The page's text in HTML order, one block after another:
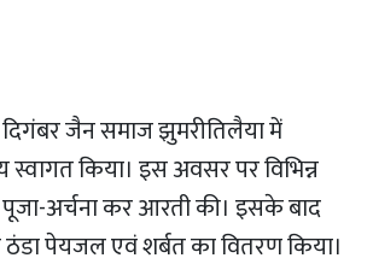
दिगंबर जैन समाज झुमरीतिलैया में
स्वागत किया। इस अवसर पर विभिन्न
अर्चना कर आरती की। इसके बाद
पेयजल एवं शर्बत का वितरण किया।